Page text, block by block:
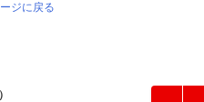
ジに戻る